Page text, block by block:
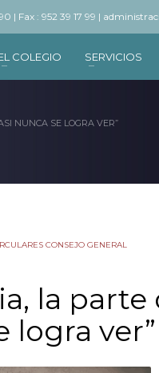
| Fax : 952 39 17 99 |
COLEGIO SERVICIOS
NUNCA SE LOGRA VER”
CONSEJO GENERAL
la
logra ver”